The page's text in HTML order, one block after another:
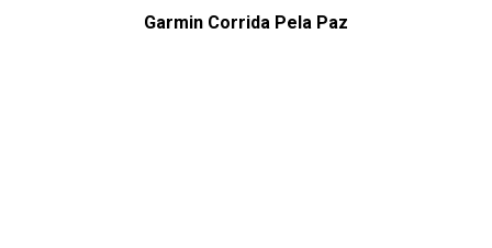
Garmin Corrida Pela Paz